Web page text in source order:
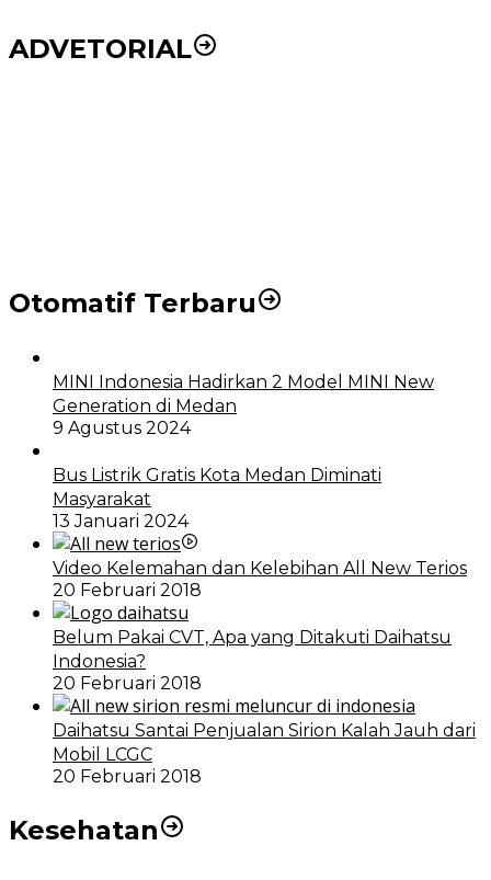
ADVETORIAL
Otomatif Terbaru
MINI Indonesia Hadirkan 2 Model MINI New
Generation di Medan
9 Agustus 2024
Bus Listrik Gratis Kota Medan Diminati
Masyarakat
13 Januari 2024
Video Kelemahan dan Kelebihan All New Terios
20 Februari 2018
Belum Pakai CVT, Apa yang Ditakuti Daihatsu
Indonesia?
20 Februari 2018
Daihatsu Santai Penjualan Sirion Kalah Jauh dari
Mobil LCGC
20 Februari 2018
Kesehatan